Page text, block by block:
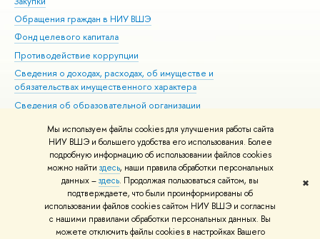
Мы используем файлы cookies для улучшения работы сайта
НИУ ВШЭ и большего удобства его использования. Более
подробную информацию об использовании файлов cookies
можно найти здесь, наши правила обработки персональных
данных –здесь. Продолжая пользоваться сайтом, вы
подтверждаете, что были проинформированы об
использовании файлов cookies сайтом НИУ ВШЭ и согласны
с нашими правилами обработки персональных данных. Вы
можете отключить файлы cookies в настройках Вашего
✖
Обращения граждан в НИУ ВШЭ
Фонд целевого капитала
Противодействие коррупции
Сведения о доходах, расходах, об имуществе и
обязательствах имущественного характера
Сведения об образовательной организации
Людям с ограниченными возможностями здоровья
Единая платежная страница
Работа в Вышке
© НИУ ВШЭ 1993–2026 Адреса и контакты Условия использования
материалов Политика конфиденциальности Карта сайта
Шрифты HSE Sans и HSE Slab разработаны вШколе дизайна НИУ ВШЭ